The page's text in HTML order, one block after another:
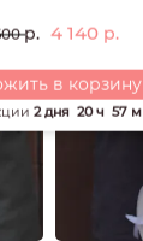
р. 4 140 р.
в корзину
2 дня 20 ч 57 м